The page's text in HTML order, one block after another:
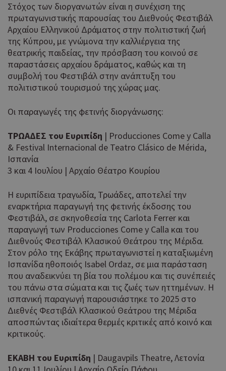
Στόχος των διοργανωτών είναι η συνέχιση της
πρωταγωνιστικής παρουσίας του Διεθνούς Φεστιβάλ
Αρχαίου Ελληνικού Δράματος στην πολιτιστική ζωή
της Κύπρου, με γνώμονα την καλλιέργεια της
θεατρικής παιδείας, την πρόσβαση του κοινού σε
παραστάσεις αρχαίου δράματος, καθώς και τη
συμβολή του Φεστιβάλ στην ανάπτυξη του
πολιτιστικού τουρισμού της χώρας μας.
Οι παραγωγές της φετινής διοργάνωσης:
ΤΡΩΑΔΕΣ του Ευριπίδη | Producciones Come y Calla
& Festival Internacional de Teatro Clásico de Mérida,
Ισπανία
3 και 4 Ιουλίου | Αρχαίο Θέατρο Κουρίου
Η ευριπίδεια τραγωδία, Τρωάδες, αποτελεί την
εναρκτήρια παραγωγή της φετινής έκδοσης του
Φεστιβάλ, σε σκηνοθεσία της Carlota Ferrer και
παραγωγή των Producciones Come y Calla και του
Διεθνούς Φεστιβάλ Κλασικού Θεάτρου της Μέριδα.
Στον ρόλο της Εκάβης πρωταγωνιστεί η καταξιωμένη
Ισπανίδα ηθοποιός Isabel Ordaz, σε μια παράσταση
που αναδεικνύει τη βία του πολέμου και τις συνέπειές
του πάνω στα σώματα και τις ζωές των ηττημένων. Η
ισπανική παραγωγή παρουσιάστηκε το 2025 στο
Διεθνές Φεστιβάλ Κλασικού Θεάτρου της Μέριδα
αποσπώντας ιδιαίτερα θερμές κριτικές από κοινό και
κριτικούς.
ΕΚΑΒΗ του Ευριπίδη | Daugavpils Theatre, Λετονία